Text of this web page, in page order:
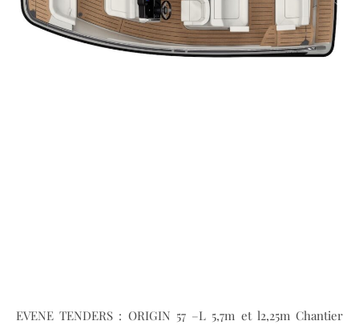
EVENE TENDERS : ORIGIN 57 –L 5,7m et l2,25m Chantier